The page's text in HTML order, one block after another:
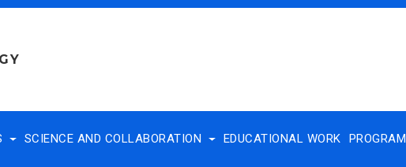
SCIENCE AND COLLABORATION EDUCATIONAL WORK